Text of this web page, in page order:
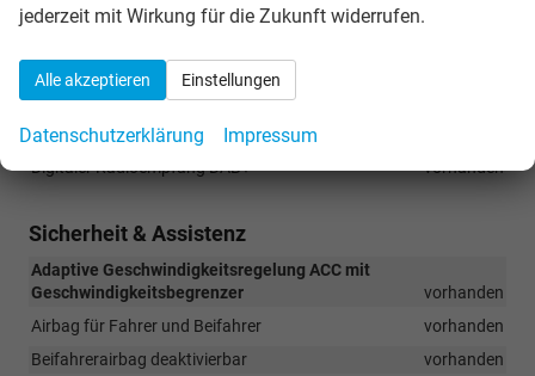
Bluetooth
Digitaler Radioempfang DAB+
vorhanden
Sicherheit & Assistenz
Adaptive Geschwindigkeitsregelung ACC mit
Geschwindigkeitsbegrenzer
vorhanden
Airbag für Fahrer und Beifahrer
vorhanden
Beifahrerairbag deaktivierbar
vorhanden
jederzeit mit Wirkung für die Zukunft widerrufen.
Alle akzeptieren Einstellungen
Datenschutzerklärung Impressum